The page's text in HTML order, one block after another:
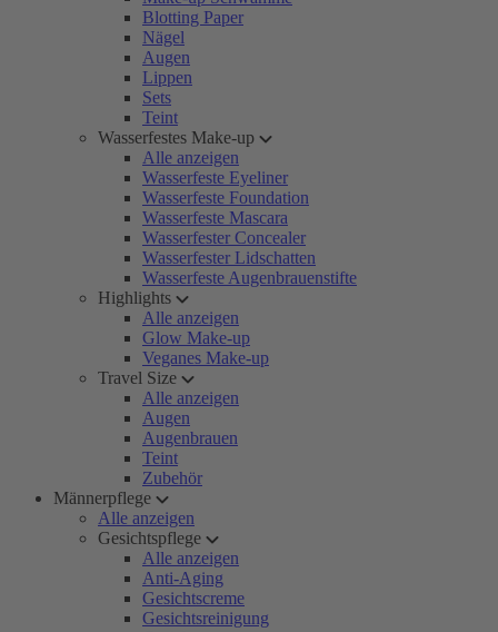
Blotting Paper
Nägel
Augen
Lippen
Sets
Teint
Wasserfestes Make-up
Alle anzeigen
Wasserfeste Eyeliner
Wasserfeste Foundation
Wasserfeste Mascara
Wasserfester Concealer
Wasserfester Lidschatten
Wasserfeste Augenbrauenstifte
Highlights
Alle anzeigen
Glow Make-up
Veganes Make-up
Travel Size
Alle anzeigen
Augen
Augenbrauen
Teint
Zubehör
Männerpflege
Alle anzeigen
Gesichtspflege
Alle anzeigen
Anti-Aging
Gesichtscreme
Gesichtsreinigung